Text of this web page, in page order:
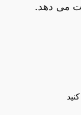
می دهد.